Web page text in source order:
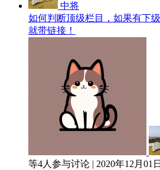
中将
如何判断顶级栏目，如果有下
就带链接！
等4人参与讨论 | 2020年12月01